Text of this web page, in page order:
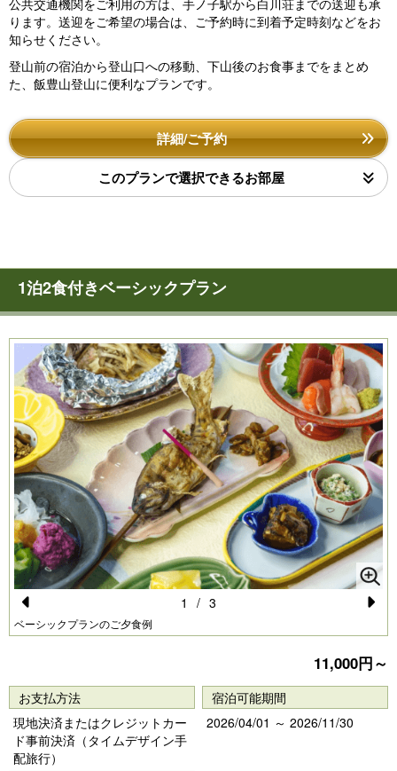
ります。送迎をご希望の場合は、ご予約時に到着予定時刻などをお
知らせください。
登山前の宿泊から登山口への移動、下山後のお食事までをまとめ
た、飯豊山登山に便利なプランです。
詳細/ご予約
このプランで選択できるお部屋
1泊2食付きベーシックプラン
Pr
o
u
s
ベーシックプランのご夕食例
e
xt
1 / 3
11,000円～
お支払方法
現地決済またはクレジットカー
ド事前決済（タイムデザイン手
配旅行）
宿泊可能期間
2026/04/01 ～ 2026/11/30